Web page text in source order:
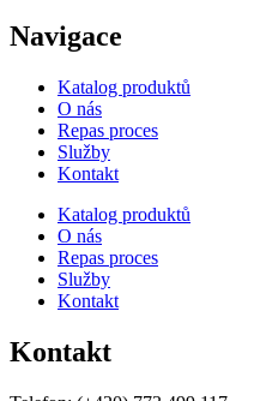
Navigace
Katalog produktů
O nás
Repas proces
Služby
Kontakt
Katalog produktů
O nás
Repas proces
Služby
Kontakt
Kontakt